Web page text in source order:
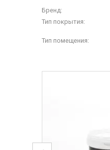
Бренд:
Тип покрытия:
Тип помещения: